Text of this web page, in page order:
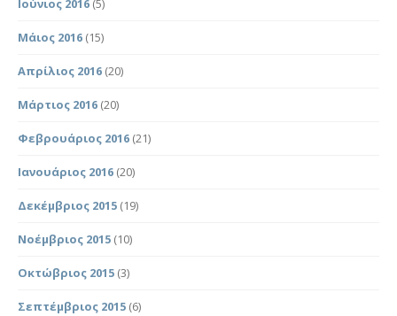
Ιούνιος 2016 (5)
Μάιος 2016 (15)
Απρίλιος 2016 (20)
Μάρτιος 2016 (20)
Φεβρουάριος 2016 (21)
Ιανουάριος 2016 (20)
Δεκέμβριος 2015 (19)
Νοέμβριος 2015 (10)
Οκτώβριος 2015 (3)
Σεπτέμβριος 2015 (6)